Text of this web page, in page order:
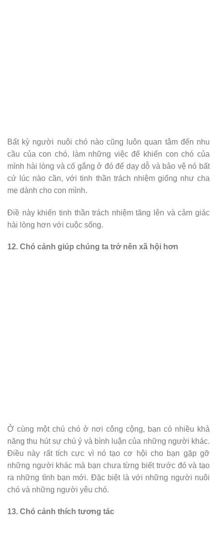
Bất kỳ người nuôi chó nào cũng luôn quan tâm đến nhu
cầu của con chó, làm những việc để khiến con chó của
mình hài lòng và cố gắng ở đó để dạy dỗ và bảo vệ nó bất
cứ lúc nào cần, với tinh thần trách nhiệm giống như cha
mẹ dành cho con mình.
Điề này khiến tinh thần trách nhiệm tăng lên và cảm giác
hài lòng hơn với cuộc sống.
12. Chó cảnh giúp chúng ta trở nên xã hội hơn
Ở cùng một chú chó ở nơi công cộng, bạn có nhiều khả
năng thu hút sự chú ý và bình luận của những người khác.
Điều này rất tích cực vì nó tạo cơ hội cho bạn gặp gỡ
những người khác mà bạn chưa từng biết trước đó và tạo
ra những tình bạn mới. Đặc biệt là với những người nuôi
chó và những người yêu chó.
13. Chó cảnh thích tương tác